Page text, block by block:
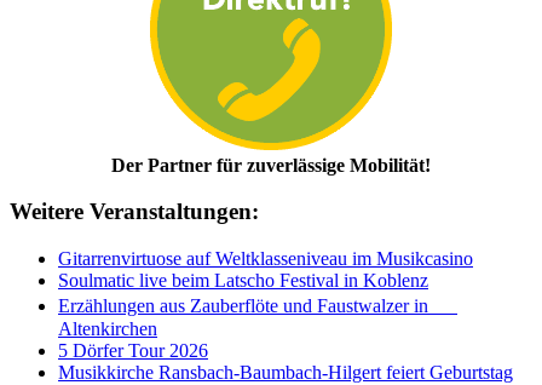
Der Partner für zuverlässige Mobilität!
Weitere Veranstaltungen:
Gitarrenvirtuose auf Weltklasseniveau im Musikcasino
Soulmatic live beim Latscho Festival in Koblenz
Erzählungen aus Zauberflöte und Faustwalzer in
Altenkirchen
5 Dörfer Tour 2026
Musikkirche Ransbach-Baumbach-Hilgert feiert Geburtstag